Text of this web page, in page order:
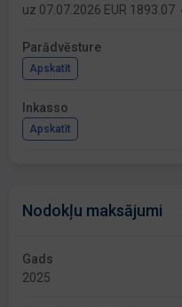
uz 07.07.2026 EUR 1893.07
Parādvēsture
Apskatīt
Inkasso
Apskatīt
Nodokļu maksājumi
Gads
2025